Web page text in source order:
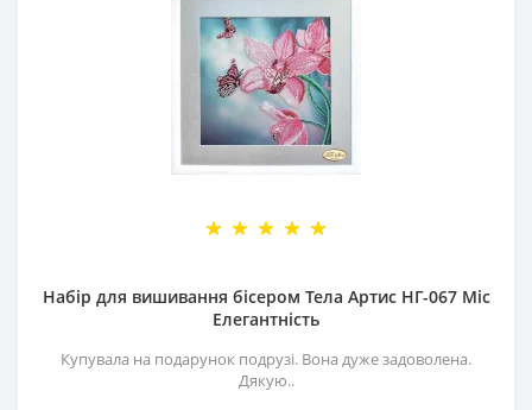
Набір для вишивання бісером Тела Артис НГ-067 Міс
Елегантність
Купувала на подарунок подрузі. Вона дуже задоволена.
Дякую..